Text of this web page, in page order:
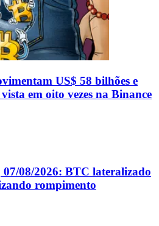
US$ 58 bilhões e
em oito vezes na Binance
08/2026: BTC lateralizado
rompimento